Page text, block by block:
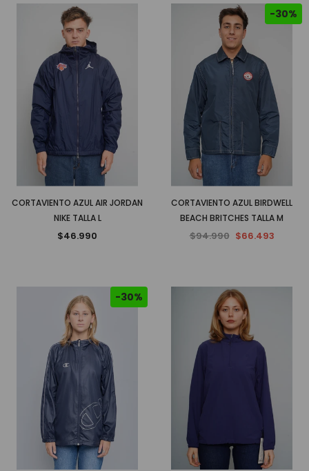
CORTAVIENTO AZUL AIR JORDAN
NIKE TALLA L
$46.990
-30%
CORTAVIENTO AZUL BIRDWELL
BEACH BRITCHES TALLA M
$94.990 $66.493
-30%